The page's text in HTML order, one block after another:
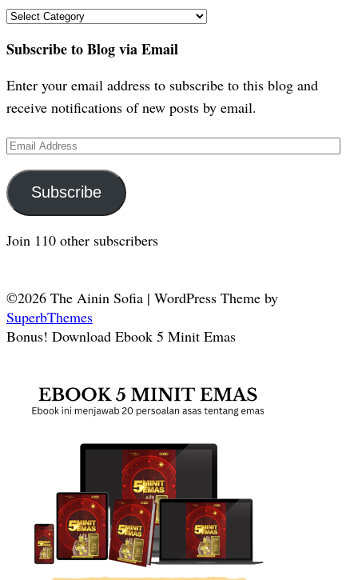
Categories
Subscribe to Blog via Email
Enter your email address to subscribe to this blog and
receive notifications of new posts by email.
Email
Address
Subscribe
Join 110 other subscribers
©2026 The Ainin Sofia | WordPress Theme by
SuperbThemes
Bonus! Download Ebook 5 Minit Emas